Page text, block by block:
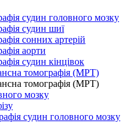
судин головного мозку
судин шиї
сонних артерій
аорти
судин кінцівок
томографія (МРТ)
томографія (МРТ)
мозку
судин головного мозку